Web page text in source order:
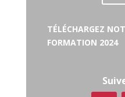
TÉLÉCHARGEZ
FORMATION 2024